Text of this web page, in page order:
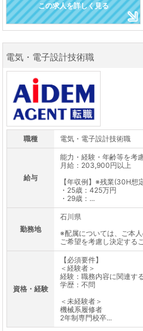
この求人を詳しく見る
電気・電子設計技術職
職種 電気・電子設計技術職
給与
能力・経験・年齢等を考
月給：203,900円以上
【年収例】※残業(30H想
・25歳：425万円
・29歳：...
勤務地
石川県
※配属については、ご本
ご希望を考慮し決定する
資格・経験
【必須要件】
＜経験者＞
経験：職務内容に関連す
学歴：不問
＜未経験者＞
機械系履修者
2年制専門校卒...